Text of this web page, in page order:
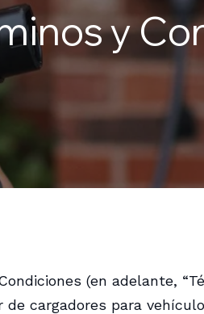
y
(en adelante,
cargadores para